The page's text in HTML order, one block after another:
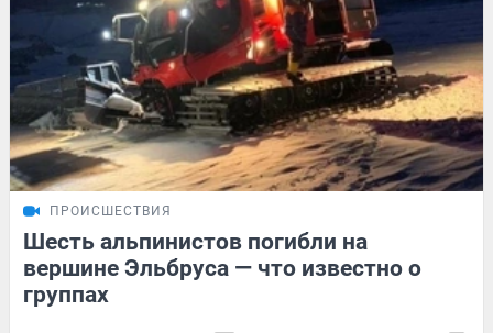
ПРОИСШЕСТВИЯ
Шесть альпинистов погибли на
вершине Эльбруса — что известно о
группах